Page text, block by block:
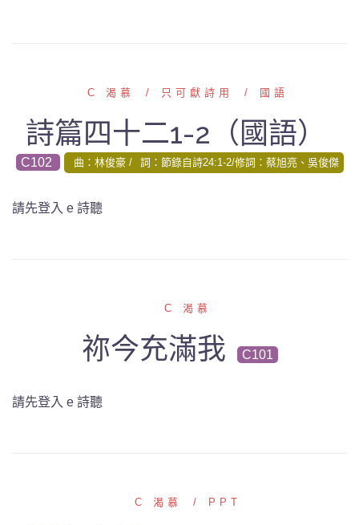
C 渴慕 只可獻詩用 國語
詩篇四十二1-2（國語）
C102 曲：林俊豪 詞：節錄自詩24:1-2/修詞：蔡旭亮、吳俊傑
請先登入 e 詩聽
C 渴慕
祢今充滿我 C101
請先登入 e 詩聽
C 渴慕 PPT